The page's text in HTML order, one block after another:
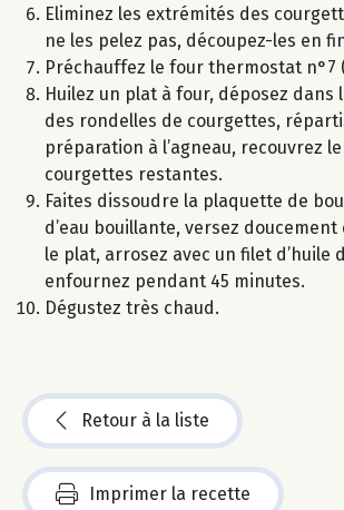
Eliminez les extrémités des
ne les pelez pas, découpez-les en
Préchauffez le four thermostat n°7
Huilez un plat à four, déposez dans
des rondelles de courgettes,
préparation à l’agneau, recouvrez
courgettes restantes.
Faites dissoudre la plaquette de
d’eau bouillante, versez
le plat, arrosez avec un filet d’huile
enfournez pendant 45 minutes.
Dégustez très chaud.
Retour à la liste
Imprimer la recette